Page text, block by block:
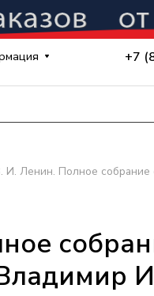
+7
И. Ленин. Полное